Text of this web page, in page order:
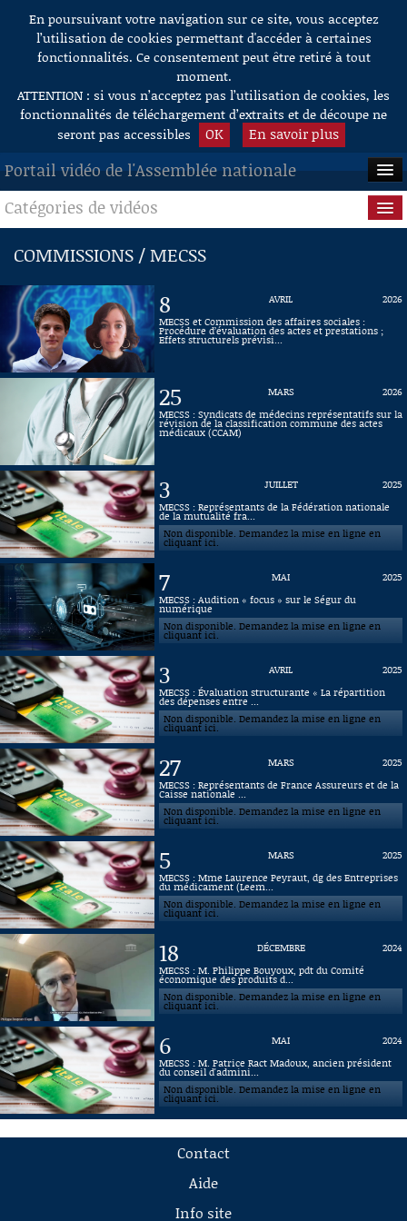
Aller au contenu
En poursuivant votre navigation sur ce site, vous acceptez
l’utilisation de cookies permettant d'accéder à certaines
fonctionnalités. Ce consentement peut être retiré à tout
moment.
ATTENTION : si vous n’acceptez pas l’utilisation de cookies, les
fonctionnalités de téléchargement d’extraits et de découpe ne
seront pas accessibles
OK En savoir plus
Portail vidéo de l'Assemblée nationale
ACCUEIL
EN DIRECT
À LA DEMANDE
RECHERCHE
AIDE À LA DÉCOUPE
DE VIDÉOS
Catégories de vidéos
Séance publique
Questions au Gouvernement
Commissions
Évènements
Connaissance, Histoire
COMMISSIONS / MECSS
8 AVRIL
2026
MECSS et Commission des affaires sociales :
Procédure d’évaluation des actes et prestations ;
Effets structurels prévisi...
25 MARS
2026
MECSS : Syndicats de médecins représentatifs sur la
révision de la classification commune des actes
médicaux (CCAM)
3 JUILLET
2025
MECSS : Représentants de la Fédération nationale
de la mutualité fra...
Non disponible. Demandez la mise en ligne en
cliquant ici.
7 MAI
2025
MECSS : Audition « focus » sur le Ségur du
numérique
Non disponible. Demandez la mise en ligne en
cliquant ici.
3 AVRIL
2025
MECSS : Évaluation structurante « La répartition
des dépenses entre ...
Non disponible. Demandez la mise en ligne en
cliquant ici.
27 MARS
2025
MECSS : Représentants de France Assureurs et de la
Caisse nationale ...
Non disponible. Demandez la mise en ligne en
cliquant ici.
5 MARS
2025
MECSS : Mme Laurence Peyraut, dg des Entreprises
du médicament (Leem...
Non disponible. Demandez la mise en ligne en
cliquant ici.
18 DÉCEMBRE
2024
MECSS : M. Philippe Bouyoux, pdt du Comité
économique des produits d...
Non disponible. Demandez la mise en ligne en
cliquant ici.
6 MAI
2024
MECSS : M. Patrice Ract Madoux, ancien président
du conseil d'admini...
Non disponible. Demandez la mise en ligne en
cliquant ici.
Contact
Aide
Info site